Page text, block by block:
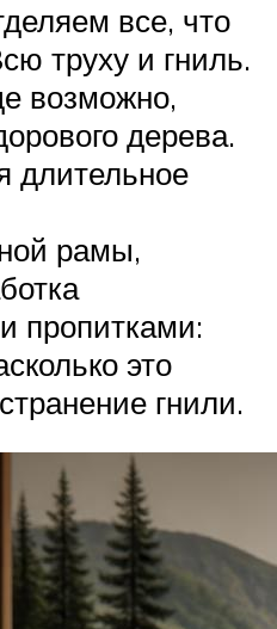
все, что
труху и гниль.
возможно,
дерева.
длительное
рамы,
пропитками:
это
гнили.